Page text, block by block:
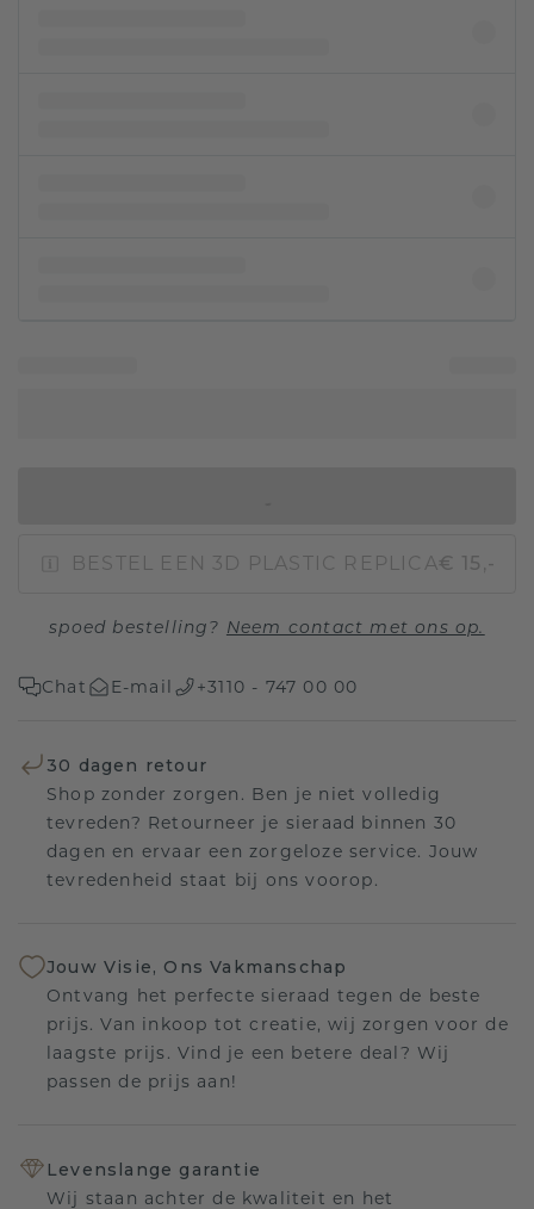
BESTEL EEN 3D PLASTIC REPLICA€ 15,-
spoed bestelling? Neem contact met ons op.
Chat E-mail +3110 - 747 00 00
30 dagen retour
Shop zonder zorgen. Ben je niet volledig
tevreden? Retourneer je sieraad binnen 30
dagen en ervaar een zorgeloze service. Jouw
tevredenheid staat bij ons voorop.
Jouw Visie, Ons Vakmanschap
Ontvang het perfecte sieraad tegen de beste
prijs. Van inkoop tot creatie, wij zorgen voor de
laagste prijs. Vind je een betere deal? Wij
passen de prijs aan!
Levenslange garantie
Wij staan achter de kwaliteit en het